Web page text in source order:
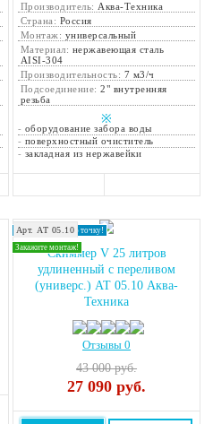
Производитель: Аква-Техника
Страна: Россия
Монтаж: универсальный
Материал: нержавеющая сталь
AISI-304
Производительность: 7 м3/ч
Подсоединение:2" внутренняя
резьба
※
- оборудование забора воды
- поверхностный очиститель
- закладная из нержавейки
Доставка в любую точку!
Закажите монтаж!
Арт. АТ 05.10
Скиммер V 25 литров
удлиненный с переливом
(универс.) АТ 05.10 Аква-
Техника
Отзывы 0
43 000 руб.
27 090 руб.